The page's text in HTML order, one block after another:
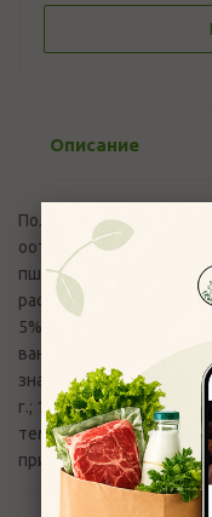
Описание
Полуфабрикат
оответствии с СТО
пшеничная
растительное
5%, яйцо куриное,
ванилин. Пищевая и
значения) 100 г: белки
г.; 177 ккал / 741 Кдж.
температуре не выше -
приготовления: